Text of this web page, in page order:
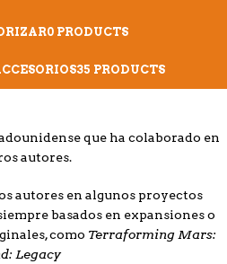
0 PRODUCTS
35 PRODUCTS
que ha colaborado en
autores.
autores en algunos proyectos
basados en expansiones o
como Terraforming Mars:
Legacy